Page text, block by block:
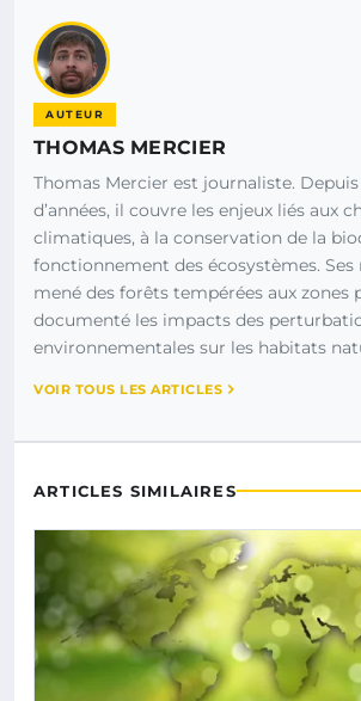
AUTEUR
THOMAS MERCIER
Thomas Mercier est journaliste.
d’années, il couvre les enjeux liés aux
climatiques, à la conservation de la
fonctionnement des écosystèmes. Ses
mené des forêts tempérées aux zones
documenté les impacts des
environnementales sur les habitats
VOIR TOUS LES ARTICLES
ARTICLES SIMILAIRES